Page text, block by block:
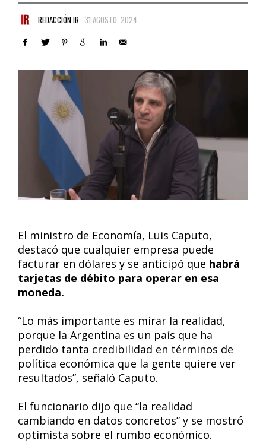
REDACCIÓN IR 31 AGOSTO, 2024
El ministro de Economía, Luis Caputo,
destacó que cualquier empresa puede
facturar en dólares y se anticipó que habrá
tarjetas de débito para operar en esa
moneda.
“Lo más importante es mirar la realidad,
porque la Argentina es un país que ha
perdido tanta credibilidad en términos de
política económica que la gente quiere ver
resultados”, señaló Caputo.
El funcionario dijo que “la realidad
cambiando en datos concretos” y se mostró
optimista sobre el rumbo económico.